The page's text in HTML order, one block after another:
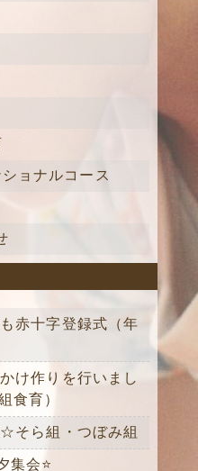
ョナルコース
赤十字登録式（年
け作りを行いまし
食育）
そら組・つぼみ組
集会⭐️